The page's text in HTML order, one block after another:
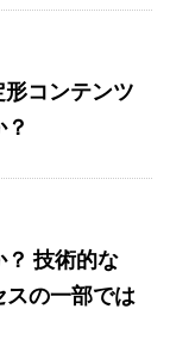
コンテンツ
？ 技術的な
スの一部では